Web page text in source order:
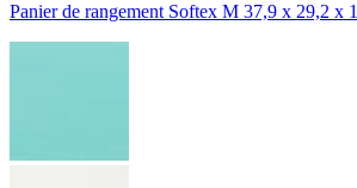
Panier de rangement Softex M 37,9 x 29,2 x